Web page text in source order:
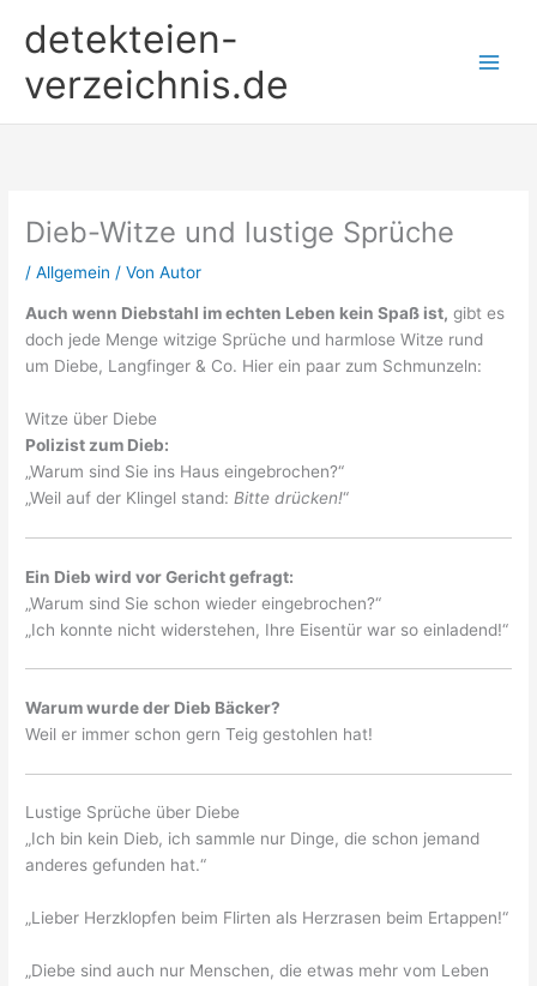
Inhaltdetekteien-
verzeichnis.de
Dieb-Witze und lustige Sprüche
/Allgemein / VonAutor
Auch wenn Diebstahl im echten Leben kein Spaß ist, gibt es
doch jede Menge witzige Sprüche und harmlose Witze rund
um Diebe, Langfinger & Co. Hier ein paar zum Schmunzeln:
Witze über Diebe
Polizist zum Dieb:
„Warum sind Sie ins Haus eingebrochen?“
„Weil auf der Klingel stand: Bitte drücken!“
Ein Dieb wird vor Gericht gefragt:
„Warum sind Sie schon wieder eingebrochen?“
„Ich konnte nicht widerstehen, Ihre Eisentür war so einladend!“
Warum wurde der Dieb Bäcker?
Weil er immer schon gern Teig gestohlen hat!
Lustige Sprüche über Diebe
„Ich bin kein Dieb, ich sammle nur Dinge, die schon jemand
anderes gefunden hat.“
„Lieber Herzklopfen beim Flirten als Herzrasen beim Ertappen!“
„Diebe sind auch nur Menschen, die etwas mehr vom Leben